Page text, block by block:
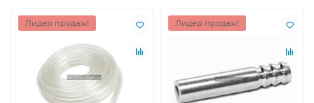
Лидер продаж! Лидер продаж!